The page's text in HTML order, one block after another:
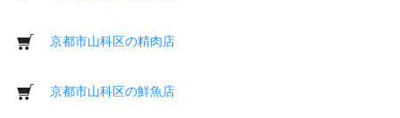
京都市山科区の精肉店
京都市山科区の鮮魚店